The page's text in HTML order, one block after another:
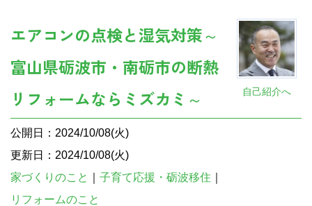
自己紹介へ
エアコンの点検と湿気対策～
富山県砺波市・南砺市の断熱
リフォームならミズカミ～
公開日：2024/10/08(火)
更新日：2024/10/08(火)
家づくりのこと
子育て応援・砺波移住
リフォームのこと